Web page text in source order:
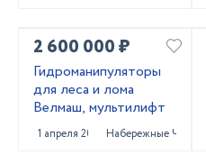
2 600 000 ₽
Гидроманипуляторы
для леса и лома
Велмаш, мультилифт
1 апреля 2025 Набережные Челны